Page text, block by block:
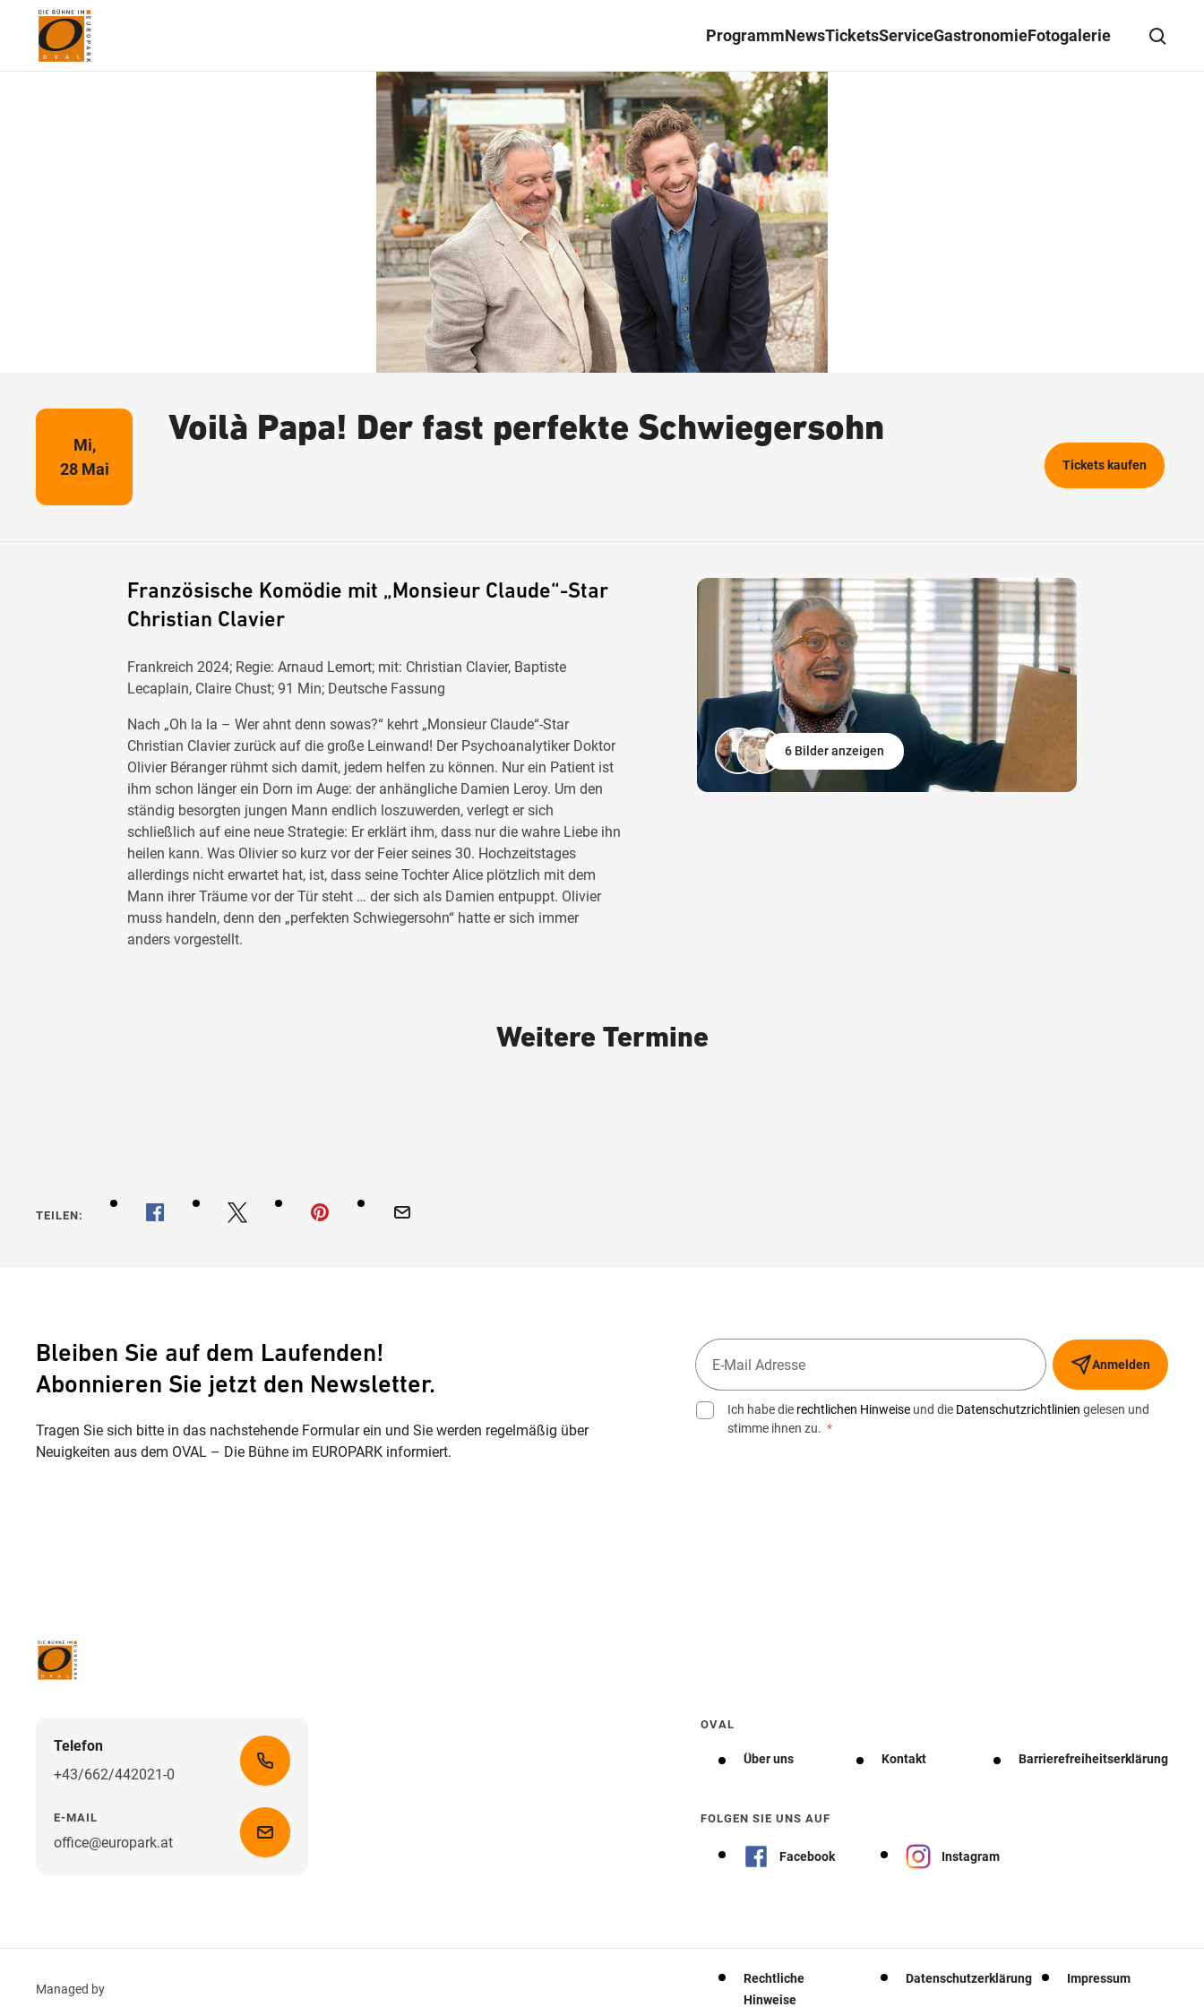
ProgrammNewsTicketsServiceGastronomieFotogalerie
Mi,
28 Mai
Voilà Papa! Der fast perfekte Schwiegersohn
Tickets kaufen
Französische Komödie mit „Monsieur Claude“-Star
Christian Clavier
Frankreich 2024; Regie: Arnaud Lemort; mit: Christian Clavier, Baptiste
Lecaplain, Claire Chust; 91 Min; Deutsche Fassung
Nach „Oh la la – Wer ahnt denn sowas?“ kehrt „Monsieur Claude“-Star
Christian Clavier zurück auf die große Leinwand! Der Psychoanalytiker Doktor
Olivier Béranger rühmt sich damit, jedem helfen zu können. Nur ein Patient ist
ihm schon länger ein Dorn im Auge: der anhängliche Damien Leroy. Um den
ständig besorgten jungen Mann endlich loszuwerden, verlegt er sich
schließlich auf eine neue Strategie: Er erklärt ihm, dass nur die wahre Liebe ihn
heilen kann. Was Olivier so kurz vor der Feier seines 30. Hochzeitstages
allerdings nicht erwartet hat, ist, dass seine Tochter Alice plötzlich mit dem
Mann ihrer Träume vor der Tür steht … der sich als Damien entpuppt. Olivier
muss handeln, denn den „perfekten Schwiegersohn“ hatte er sich immer
anders vorgestellt.
6 Bilder anzeigen
Weitere Termine
TEILEN:
Bleiben Sie auf dem Laufenden!
Abonnieren Sie jetzt den Newsletter.
Tragen Sie sich bitte in das nachstehende Formular ein und Sie werden regelmäßig über
Neuigkeiten aus dem OVAL – Die Bühne im EUROPARK informiert.
Anmelden
Ich habe die rechtlichen Hinweise und die Datenschutzrichtlinien gelesen und
stimme ihnen zu. *
Telefon
+43/662/442021-0
E-MAIL
office@europark.at
OVAL
Über uns Kontakt Barrierefreiheitserklärung
FOLGEN SIE UNS AUF
Facebook Instagram
Managed by
Rechtliche
Hinweise
Datenschutzerklärung Impressum